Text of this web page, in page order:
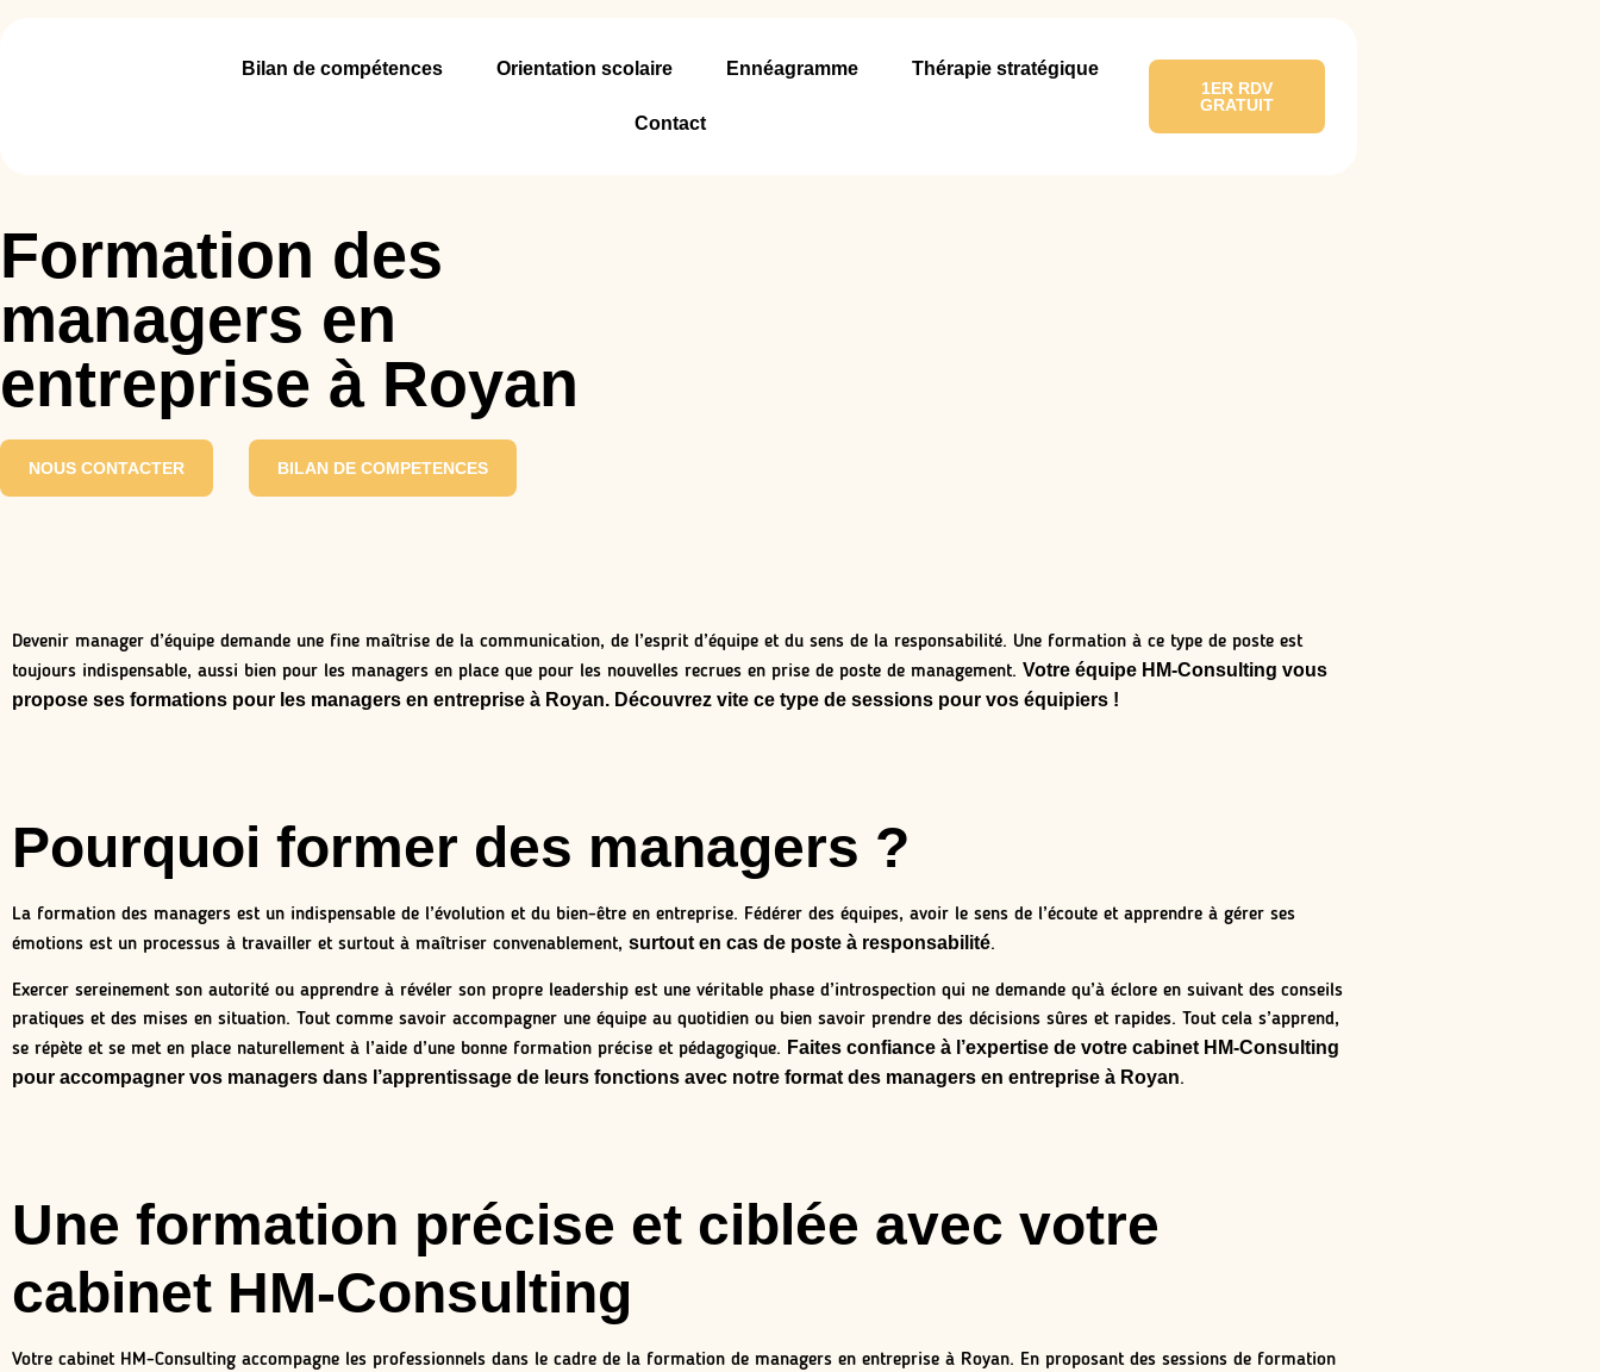
Bilan de compétences Orientation scolaire Ennéagramme Thérapie stratégique
Contact
1ER RDV
GRATUIT
Formation des
managers en
entreprise à Royan
NOUS CONTACTER BILAN DE COMPETENCES
Devenir manager d’équipe demande une fine maîtrise de la communication, de l’esprit d’équipe et du sens de la responsabilité. Une formation à ce type de poste est
toujours indispensable, aussi bien pour les managers en place que pour les nouvelles recrues en prise de poste de management. Votre équipe HM-Consulting vous
propose ses formations pour les managers en entreprise à Royan. Découvrez vite ce type de sessions pour vos équipiers !
Pourquoi former des managers ?
La formation des managers est un indispensable de l’évolution et du bien-être en entreprise. Fédérer des équipes, avoir le sens de l’écoute et apprendre à gérer ses
émotions est un processus à travailler et surtout à maîtriser convenablement, surtout en cas de poste à responsabilité.
Exercer sereinement son autorité ou apprendre à révéler son propre leadership est une véritable phase d’introspection qui ne demande qu’à éclore en suivant des conseils
pratiques et des mises en situation. Tout comme savoir accompagner une équipe au quotidien ou bien savoir prendre des décisions sûres et rapides. Tout cela s’apprend,
se répète et se met en place naturellement à l’aide d’une bonne formation précise et pédagogique. Faites confiance à l’expertise de votre cabinet HM-Consulting
pour accompagner vos managers dans l’apprentissage de leurs fonctions avec notre format des managers en entreprise à Royan.
Une formation précise et ciblée avec votre
cabinet HM-Consulting
Votre cabinet HM-Consulting accompagne les professionnels dans le cadre de la formation de managers en entreprise à Royan. En proposant des sessions de formation